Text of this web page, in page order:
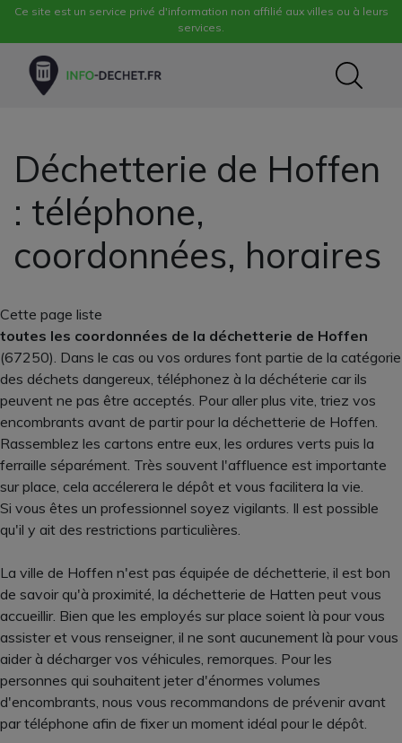
Ce site est un service privé d'information non affilié aux villes ou à leurs
services.
Déchetterie de Hoffen
: téléphone,
coordonnées, horaires
Cette page liste
toutes les coordonnées de la déchetterie de Hoffen
(67250). Dans le cas ou vos ordures font partie de la catégorie
des déchets dangereux, téléphonez à la déchéterie car ils
peuvent ne pas être acceptés. Pour aller plus vite, triez vos
encombrants avant de partir pour la déchetterie de Hoffen.
Rassemblez les cartons entre eux, les ordures verts puis la
ferraille séparément. Très souvent l'affluence est importante
sur place, cela accélerera le dépôt et vous facilitera la vie.
Si vous êtes un professionnel soyez vigilants. Il est possible
qu'il y ait des restrictions particulières.
La ville de Hoffen n'est pas équipée de déchetterie, il est bon
de savoir qu'à proximité, la déchetterie de Hatten peut vous
accueillir. Bien que les employés sur place soient là pour vous
assister et vous renseigner, il ne sont aucunement là pour vous
aider à décharger vos véhicules, remorques. Pour les
personnes qui souhaitent jeter d'énormes volumes
d'encombrants, nous vous recommandons de prévenir avant
par téléphone afin de fixer un moment idéal pour le dépôt.